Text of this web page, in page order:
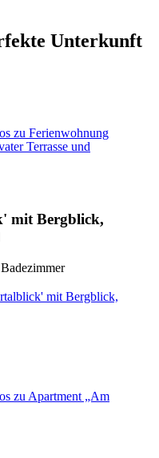
Unterkunft
zu Ferienwohnung
Terrasse und
mit Bergblick,
mit Bergblick,
zu Apartment „Am